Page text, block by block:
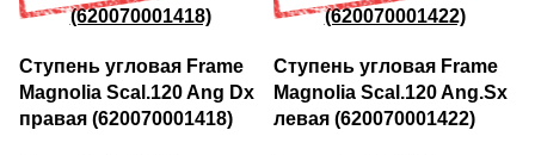
Ступень угловая Frame
Magnolia Scal.120 Ang Dx
правая (620070001418)
Ступень угловая Frame
Magnolia Scal.120 Ang.Sx
левая (620070001422)